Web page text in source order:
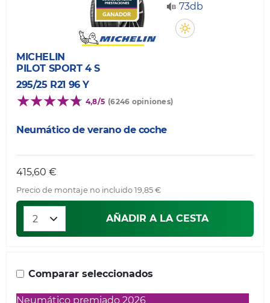
73db
MICHELIN
PILOT SPORT 4 S
295/25 R21 96 Y
4,8/5 (6246 opiniones)
Neumático de verano de coche
415,60 €
Precio de montaje no incluido 19,85 €
AÑADIR A LA CESTA
Comparar seleccionados
Neumático premiado 2026